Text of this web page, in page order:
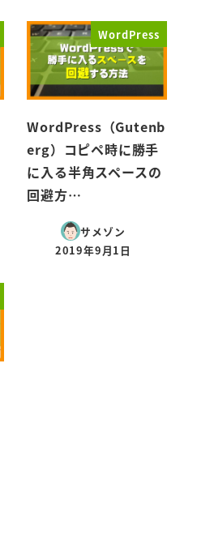
WordPress
WordPress（Gutenb
erg）コピペ時に勝手
に入る半角スペースの
回避方…
サメゾン
投稿日
2019年9月1日